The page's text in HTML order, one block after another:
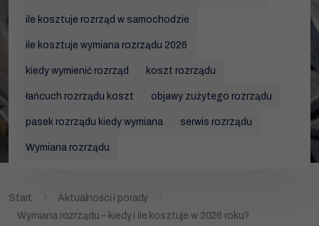
Wymiana oleju
Wymiana rozrządu
Wymiana akumulatora
ile kosztuje rozrząd w samochodzie
ile kosztuje wymiana rozrządu 2026
kiedy wymienić rozrząd koszt rozrządu
łańcuch rozrządu koszt objawy zużytego rozrządu
pasek rozrządu kiedy wymiana serwis rozrządu
Wymiana rozrządu
Start
Aktualności i porady
Wymiana rozrządu – kiedy i ile kosztuje w 2026 roku?